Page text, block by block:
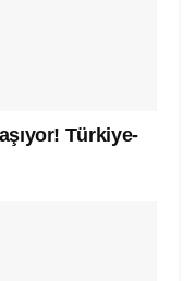
Türkiye-